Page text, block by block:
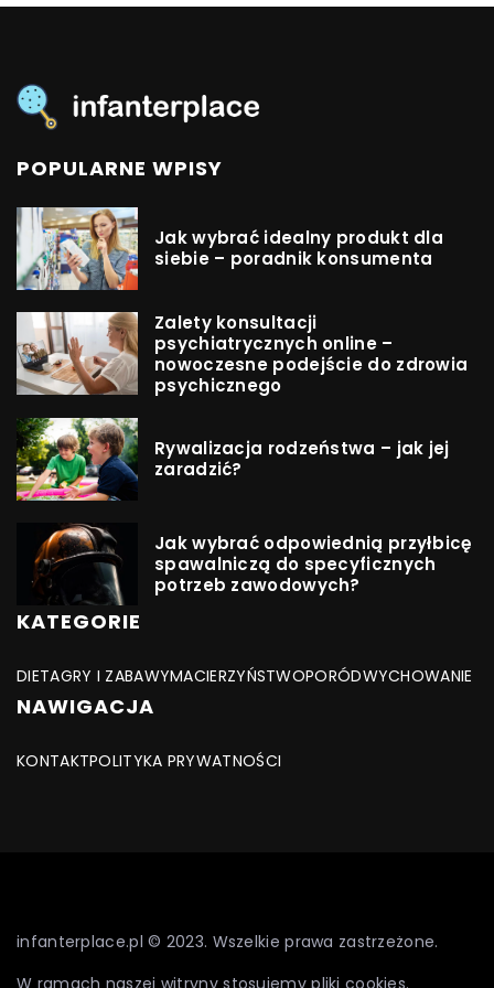
POPULARNE WPISY
Jak wybrać idealny produkt dla
siebie – poradnik konsumenta
Zalety konsultacji
psychiatrycznych online –
nowoczesne podejście do zdrowia
psychicznego
Rywalizacja rodzeństwa – jak jej
zaradzić?
Jak wybrać odpowiednią przyłbicę
spawalniczą do specyficznych
potrzeb zawodowych?
KATEGORIE
DIETAGRY I ZABAWYMACIERZYŃSTWOPORÓDWYCHOWANIE
NAWIGACJA
KONTAKTPOLITYKA PRYWATNOŚCI
infanterplace.pl © 2023. Wszelkie prawa zastrzeżone.
W ramach naszej witryny stosujemy pliki cookies.